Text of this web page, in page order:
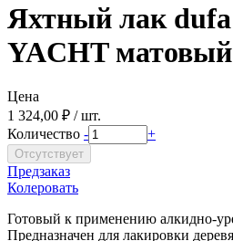
Яхтный лак
YACHT матовый
Цена
1 324,00 ₽ / шт.
Количество - +
Предзаказ
Колеровать
Готовый к применению алкидно-
Предназначен для лакировки